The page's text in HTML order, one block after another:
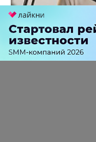
Российский рынок
фазу стагнации после